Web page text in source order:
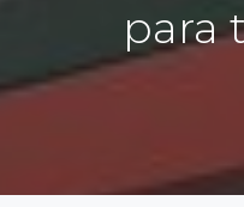
para